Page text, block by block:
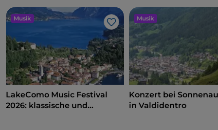
Musik
Like
LakeComo Music Festival
2026: klassische und
Musik
Konzert bei
in Valdidentro